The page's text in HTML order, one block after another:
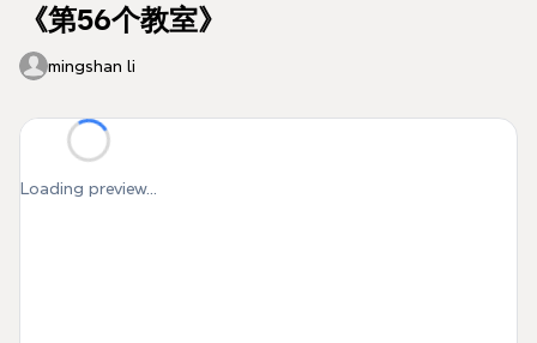
《第56个教室》
mingshan li
Loading preview...